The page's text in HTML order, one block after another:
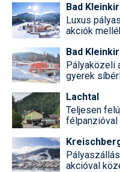
Bad
Luxus
akciók
Bad
Pályaközeli
gyerek
Lachtal
Teljesen
akcióval